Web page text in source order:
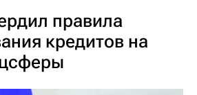
правила
кредитов на